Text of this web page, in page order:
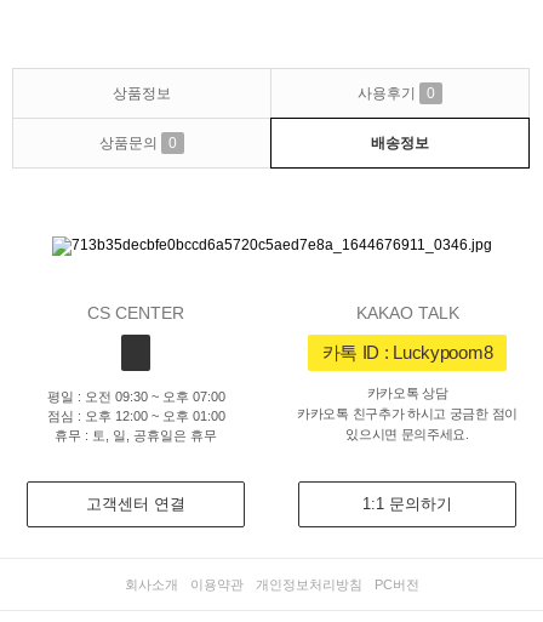
상품정보 사용후기 0
상품문의 0 배송정보
CS CENTER
평일 : 오전 09:30 ~ 오후 07:00
점심 : 오후 12:00 ~ 오후 01:00
휴무 : 토, 일, 공휴일은 휴무
KAKAO TALK
카톡 ID : Luckypoom8
카카오톡 상담
카카오톡 친구추가 하시고 궁금한 점이
있으시면 문의주세요.
고객센터 연결 1:1 문의하기
회사소개 이용약관 개인정보처리방침 PC버전